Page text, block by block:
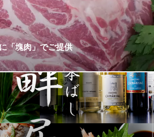
のしんでください。
ナーバー＆グリル 日本橋東京駅店
ン
駅B1出口 徒歩1分
16 ぶよおビルB1
「塊肉」でご提供
といっても『塊』！！！ 豪快に焼き上げた
☆ 写真は青森県産長谷川『自然熟成
肉しい」そして「肉々しい」1軒